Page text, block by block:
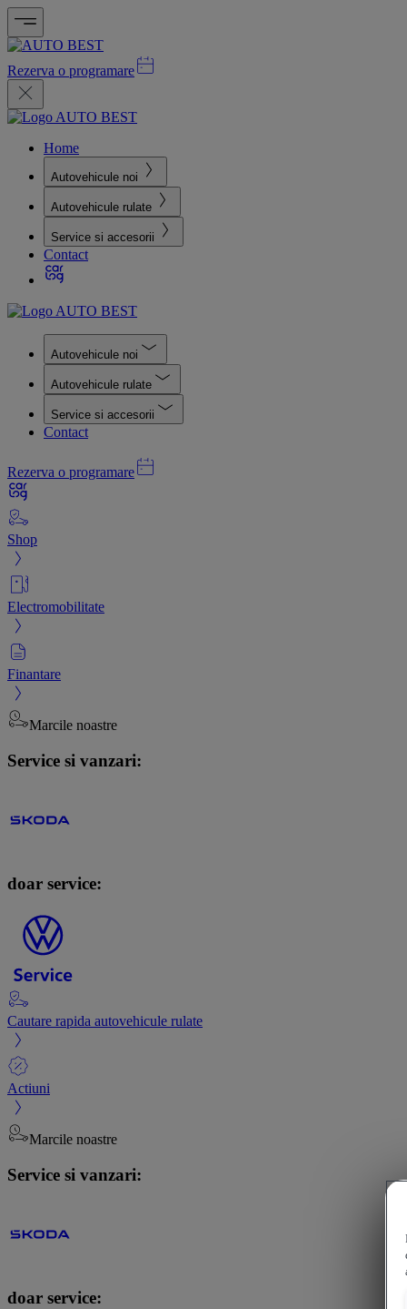
Rezerva o programare
Home
Autovehicule noi
Autovehicule rulate
Service si accesorii
Contact
Autovehicule noi
Autovehicule rulate
Service si accesorii
Contact
Rezerva o programare
Shop
Electromobilitate
Finantare
Marcile noastre
Service si vanzari:
doar service:
Cautare rapida autovehicule rulate
Actiuni
Marcile noastre
Service si vanzari:
doar service: